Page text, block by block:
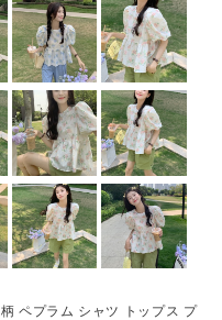
ペプラム シャツ トップス プ